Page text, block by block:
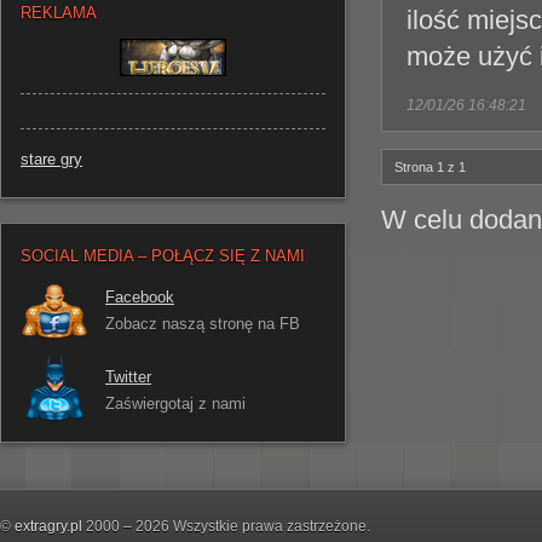
REKLAMA
stare gry
SOCIAL MEDIA – POŁĄCZ SIĘ Z NAMI
Facebook
Zobacz naszą stronę na FB
Twitter
Zaświergotaj z nami
ilość
może użyć
12/01/26 16:48:21
Strona 1 z 1
W celu
© extragry.pl 2000 – 2026 Wszystkie prawa zastrzeżone.